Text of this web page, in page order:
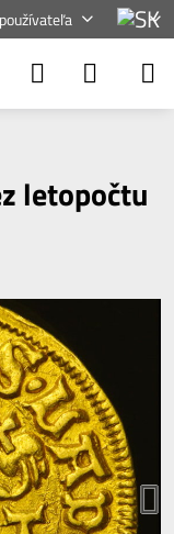
letopočtu